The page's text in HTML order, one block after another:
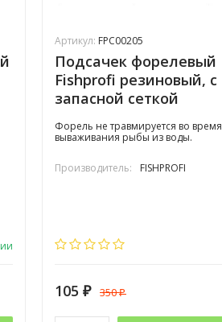
Артикул: FPC00205
Подсачек форелевый
Fishprofi резиновый, с
запасной сеткой
Форель не травмируется во время
вываживания рыбы из воды.
Производитель: FISHPROFI
105 ₽ 350₽